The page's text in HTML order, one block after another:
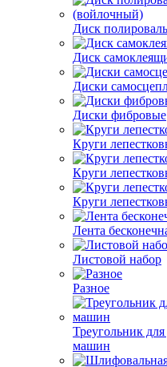
Диск
Диск
Диски
Диски фибровые
Круги
Круги
Круги
Лента
Листовой набор
Разное
Треугольник
машин